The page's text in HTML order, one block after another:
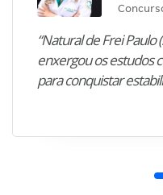
“Natural de Frei Paulo
enxergou os estudos
para conquistar